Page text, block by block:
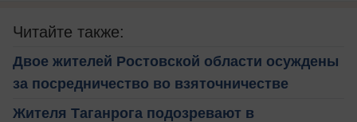
Читайте также:
Двое жителей Ростовской области осуждены
за посредничество во взяточничестве
Жителя Таганрога подозревают в